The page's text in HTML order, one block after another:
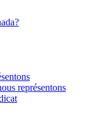
représentons